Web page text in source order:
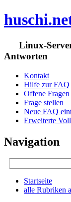
Linux-
Antworten
Kontakt
Hilfe zur FAQ
Offene Fragen
Frage stellen
Neue FAQ
Erweiterte
Navigation
Startseite
alle Rubriken